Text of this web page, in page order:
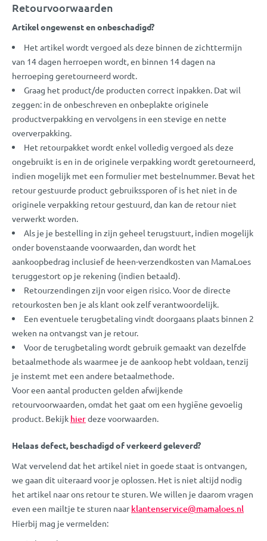
Retourvoorwaarden
Artikel ongewenst en onbeschadigd?
Het artikel wordt vergoed als deze binnen de zichttermijn
van 14 dagen herroepen wordt, en binnen 14 dagen na
herroeping geretourneerd wordt.
Graag het product/de producten correct inpakken. Dat wil
zeggen: in de onbeschreven en onbeplakte originele
productverpakking en vervolgens in een stevige en nette
oververpakking.
Het retourpakket wordt enkel volledig vergoed als deze
ongebruikt is en in de originele verpakking wordt geretourneerd,
indien mogelijk met een formulier met bestelnummer. Bevat het
retour gestuurde product gebruikssporen of is het niet in de
originele verpakking retour gestuurd, dan kan de retour niet
verwerkt worden.
Als je je bestelling in zijn geheel terugstuurt, indien mogelijk
onder bovenstaande voorwaarden, dan wordt het
aankoopbedrag inclusief de heen-verzendkosten van MamaLoes
teruggestort op je rekening (indien betaald).
Retourzendingen zijn voor eigen risico. Voor de directe
retourkosten ben je als klant ook zelf verantwoordelijk.
Een eventuele terugbetaling vindt doorgaans plaats binnen 2
weken na ontvangst van je retour.
Voor de terugbetaling wordt gebruik gemaakt van dezelfde
betaalmethode als waarmee je de aankoop hebt voldaan, tenzij
je instemt met een andere betaalmethode.
Voor een aantal producten gelden afwijkende
retourvoorwaarden, omdat het gaat om een hygiëne gevoelig
product. Bekijk hierdeze voorwaarden.
Helaas defect, beschadigd of verkeerd geleverd?
Wat vervelend dat het artikel niet in goede staat is ontvangen,
we gaan dit uiteraard voor je oplossen. Het is niet altijd nodig
het artikel naar ons retour te sturen. We willen je daarom vragen
even een mailtje te sturen naarklantenservice@mamaloes.nl
Hierbij mag je vermelden: